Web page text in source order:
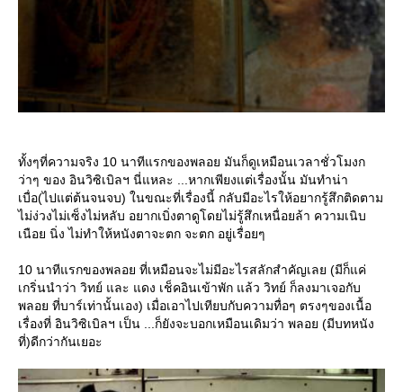
ทั้งๆที่ความจริง 10 นาทีแรกของพลอย มันก็ดูเหมือนเวลาชั่วโมงก
ว่าๆ ของ อินวิซิเบิลฯ นี่แหละ ...หากเพียงแต่เรื่องนั้น มันทำน่า
เบื่อ(ไปแต่ต้นจนจบ) ในขณะที่เรื่องนี้ กลับมีอะไรให้อยากรู้สึกติดตาม
ไม่ง่วงไม่เซ็งไม่หลับ อยากเบิ่งตาดูโดยไม่รู้สึกเหนื่อยล้า ความเนิบ
เนือย นิ่ง ไม่ทำให้หนังตาจะตก จะตก อยู่เรื่อยๆ
10 นาทีแรกของพลอย ที่เหมือนจะไม่มีอะไรสลักสำคัญเลย (มีก็แค่
เกริ่นนำว่า วิทย์ และ แดง เช็คอินเข้าพัก แล้ว วิทย์ ก็ลงมาเจอกับ
พลอย ที่บาร์เท่านั้นเอง) เมื่อเอาไปเทียบกับความทื่อๆ ตรงๆของเนื้อ
เรื่องที่ อินวิซิเบิลฯ เป็น ...ก็ยังจะบอกเหมือนเดิมว่า พลอย (มีบทหนัง
ที่)ดีกว่ากันเยอะ